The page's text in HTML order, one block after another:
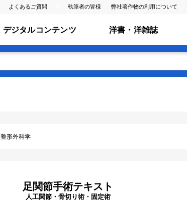
よくあるご質問 執筆者の皆様 弊社著作物の利用について
デジタルコンテンツ 洋書・洋雑誌
整形外科学
足関節手術テキスト
人工関節・骨切り術・固定術